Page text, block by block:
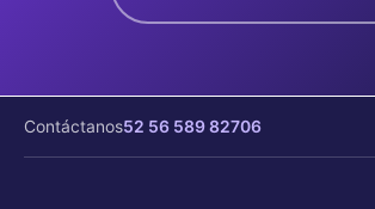
Contáctanos52 56 589 82706